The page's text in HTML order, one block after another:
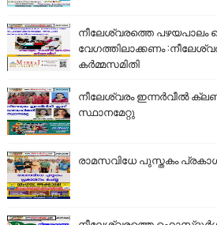
നീലേശ്വരത്തെ പഴയപാലം
വേഗത്തിലാക്കണം
കർമ്മസമിതി
നീലേശ്വരം ഇന്നർവീൽ
സ്ഥാനമേറ്റു
രാമസവിധേ പുസ്തകം